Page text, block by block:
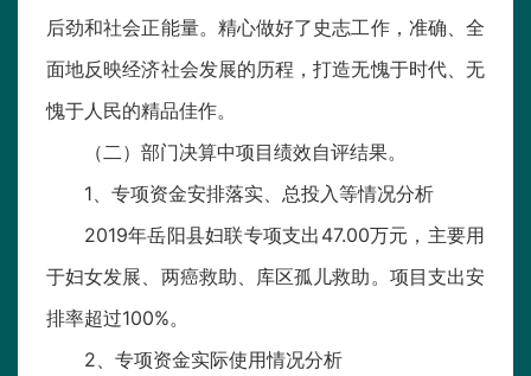
后劲和社会正能量。精心做好了史志工作，准确、全
面地反映经济社会发展的历程，打造无愧于时代、无
愧于人民的精品佳作。
（二）部门决算中项目绩效自评结果。
1、专项资金安排落实、总投入等情况分析
2019年岳阳县妇联专项支出47.00万元，主要用
于妇女发展、两癌救助、库区孤儿救助。项目支出安
排率超过100%。
2、专项资金实际使用情况分析